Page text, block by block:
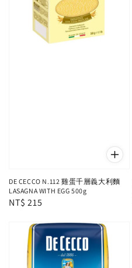
DE CECCO N.112 雞蛋千層義大利麵
LASAGNA WITH EGG 500g
Regular
NT$ 215